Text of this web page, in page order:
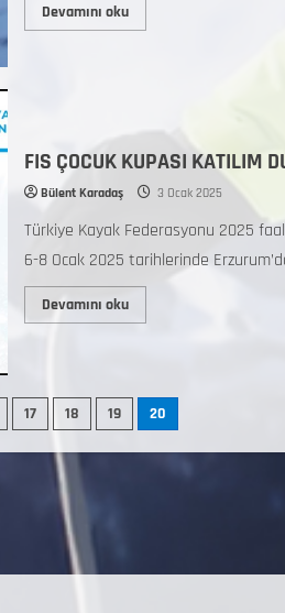
Devamını oku
FIS ÇOCUK KUPASI KATILIM
Bülent Karadaş 3 Ocak 2025
Türkiye Kayak Federasyonu 2025
6-8 Ocak 2025 tarihlerinde
Devamını oku
17 18 19 20